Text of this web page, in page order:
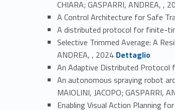
CHIARA; GASPARRI, ANDREA, ,
A Control Architecture for Safe
A distributed protocol for finite-
Selective Trimmed Average: A
ANDREA, , 2024 Link identifier #identifier_person_183360-10
Dettaglio
An Adaptive Distributed Protocol
An autonomous spraying robot
MAIOLINI, JACOPO; GASPARRI,
Enabling Visual Action Planning